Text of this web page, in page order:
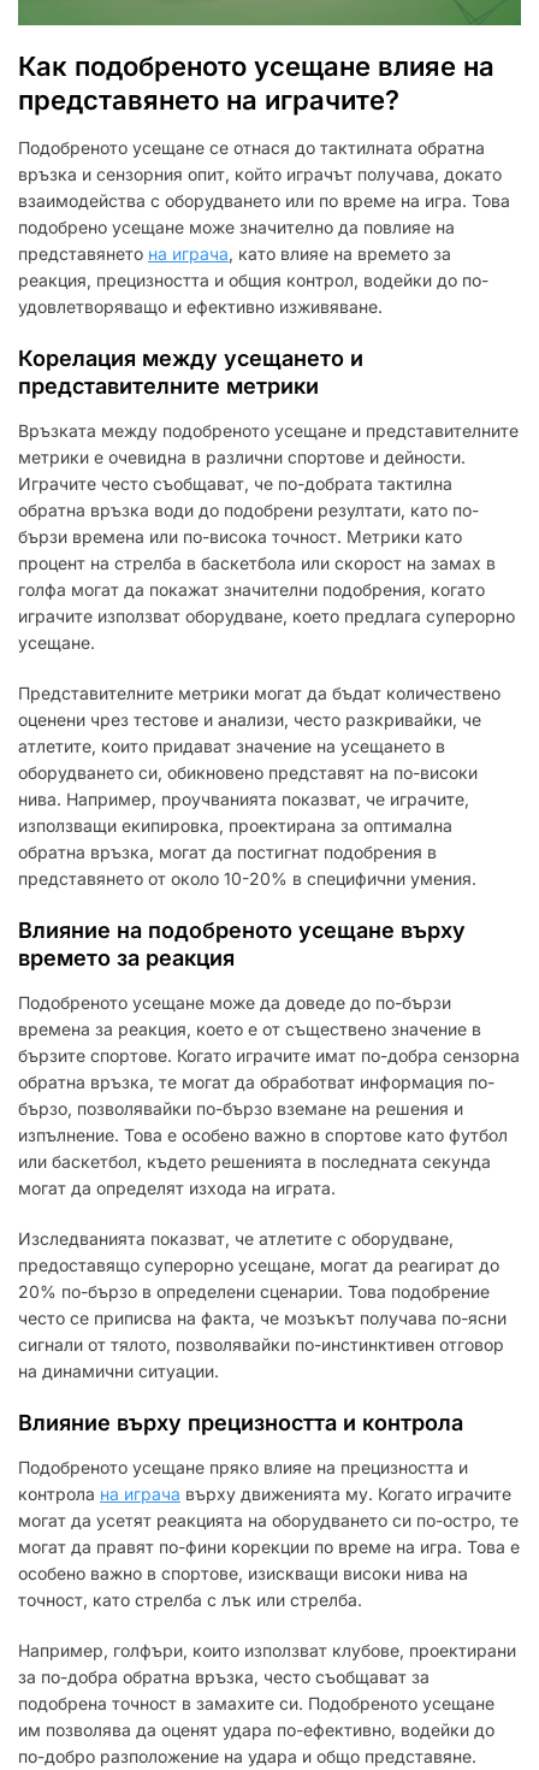
Как подобреното усещане влияе на
представянето на играчите?
Подобреното усещане се отнася до тактилната обратна
връзка и сензорния опит, който играчът получава, докато
взаимодейства с оборудването или по време на игра. Това
подобрено усещане може значително да повлияе на
представянето на играча, като влияе на времето за
реакция, прецизността и общия контрол, водейки до по-
удовлетворяващо и ефективно изживяване.
Корелация между усещането и
представителните метрики
Връзката между подобреното усещане и представителните
метрики е очевидна в различни спортове и дейности.
Играчите често съобщават, че по-добрата тактилна
обратна връзка води до подобрени резултати, като по-
бързи времена или по-висока точност. Метрики като
процент на стрелба в баскетбола или скорост на замах в
голфа могат да покажат значителни подобрения, когато
играчите използват оборудване, което предлага суперорно
усещане.
Представителните метрики могат да бъдат количествено
оценени чрез тестове и анализи, често разкривайки, че
атлетите, които придават значение на усещането в
оборудването си, обикновено представят на по-високи
нива. Например, проучванията показват, че играчите,
използващи екипировка, проектирана за оптимална
обратна връзка, могат да постигнат подобрения в
представянето от около 10-20% в специфични умения.
Влияние на подобреното усещане върху
времето за реакция
Подобреното усещане може да доведе до по-бързи
времена за реакция, което е от съществено значение в
бързите спортове. Когато играчите имат по-добра сензорна
обратна връзка, те могат да обработват информация по-
бързо, позволявайки по-бързо вземане на решения и
изпълнение. Това е особено важно в спортове като футбол
или баскетбол, където решенията в последната секунда
могат да определят изхода на играта.
Изследванията показват, че атлетите с оборудване,
предоставящо суперорно усещане, могат да реагират до
20% по-бързо в определени сценарии. Това подобрение
често се приписва на факта, че мозъкът получава по-ясни
сигнали от тялото, позволявайки по-инстинктивен отговор
на динамични ситуации.
Влияние върху прецизността и контрола
Подобреното усещане пряко влияе на прецизността и
контрола на играча върху движенията му. Когато играчите
могат да усетят реакцията на оборудването си по-остро, те
могат да правят по-фини корекции по време на игра. Това е
особено важно в спортове, изискващи високи нива на
точност, като стрелба с лък или стрелба.
Например, голфъри, които използват клубове, проектирани
за по-добра обратна връзка, често съобщават за
подобрена точност в замахите си. Подобреното усещане
им позволява да оценят удара по-ефективно, водейки до
по-добро разположение на удара и общо представяне.